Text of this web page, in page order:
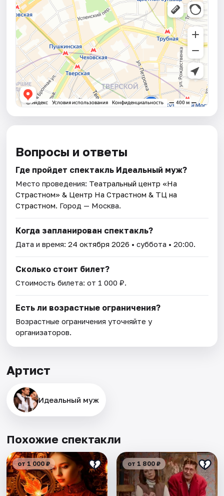
Вопросы и ответы
Где пройдет спектакль Идеальный муж?
Место проведения: Театральный центр «На
Страстном» & Центр На Страстном & ТЦ на
Страстном. Город — Москва.
Когда запланирован спектакль?
Дата и время:24 октября 2026 • суббота • 20:00.
Сколько стоит билет?
Стоимость билета: от 1 000 ₽.
Есть ли возрастные ограничения?
Возрастные ограничения уточняйте у
организаторов.
Артист
Идеальный муж
Похожие спектакли
от 1 000 ₽ от 1 800 ₽